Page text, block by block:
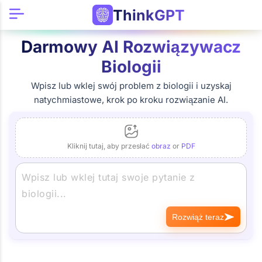
ThinkGPT
Darmowy AI Rozwiązywacz
Biologii
Wpisz lub wklej swój problem z biologii i uzyskaj
natychmiastowe, krok po kroku rozwiązanie AI.
Kliknij tutaj, aby przesłać obraz or PDF
Rozwiąż teraz